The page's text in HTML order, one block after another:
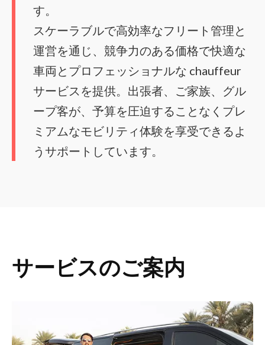
す。
スケーラブルで高効率なフリート管理と
運営を通じ、競争力のある価格で快適な
車両とプロフェッショナルな chauffeur
サービスを提供。出張者、ご家族、グル
ープ客が、予算を圧迫することなくプレ
ミアムなモビリティ体験を享受できるよ
うサポートしています。
サービスのご案内